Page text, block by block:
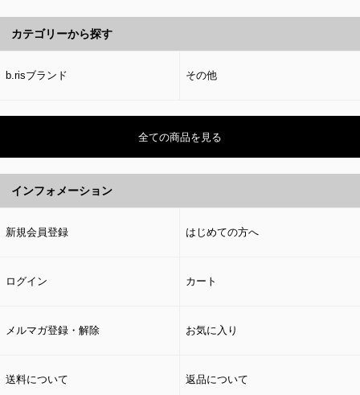
カテゴリーから探す
b.risブランド その他
全ての商品を見る
インフォメーション
新規会員登録 はじめての方へ
ログイン カート
メルマガ登録・解除 お気に入り
送料について 返品について